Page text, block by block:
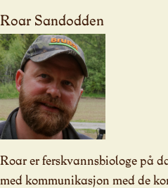
Roar Sandodden
Roar er ferskvannsbiologe på
med kommunikasjon med de